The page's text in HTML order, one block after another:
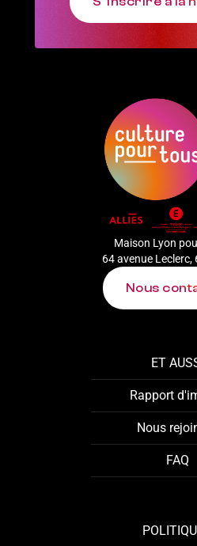
Maison Lyon
64 avenue Leclerc,
Nous
ET
Rapport
Nous
FAQ